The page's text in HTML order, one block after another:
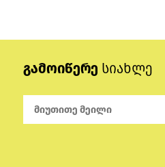
გამოიწერე სიახლე